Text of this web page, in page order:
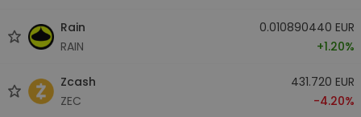
Rain
RAIN
0.010890440 EUR
+1.20%
Zcash
ZEC
431.720 EUR
-4.20%